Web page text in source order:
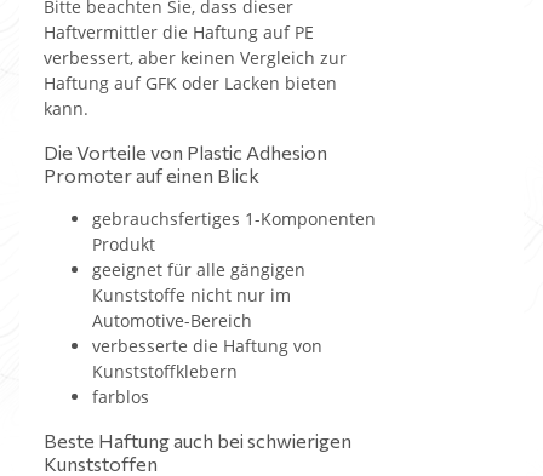
Bitte beachten Sie, dass dieser
Haftvermittler die Haftung auf PE
verbessert, aber keinen Vergleich zur
Haftung auf GFK oder Lacken bieten
kann.
Die Vorteile von Plastic Adhesion
Promoter auf einen Blick
gebrauchsfertiges 1-Komponenten
Produkt
geeignet für alle gängigen
Kunststoffe nicht nur im
Automotive-Bereich
verbesserte die Haftung von
Kunststoffklebern
farblos
Beste Haftung auch bei schwierigen
Kunststoffen